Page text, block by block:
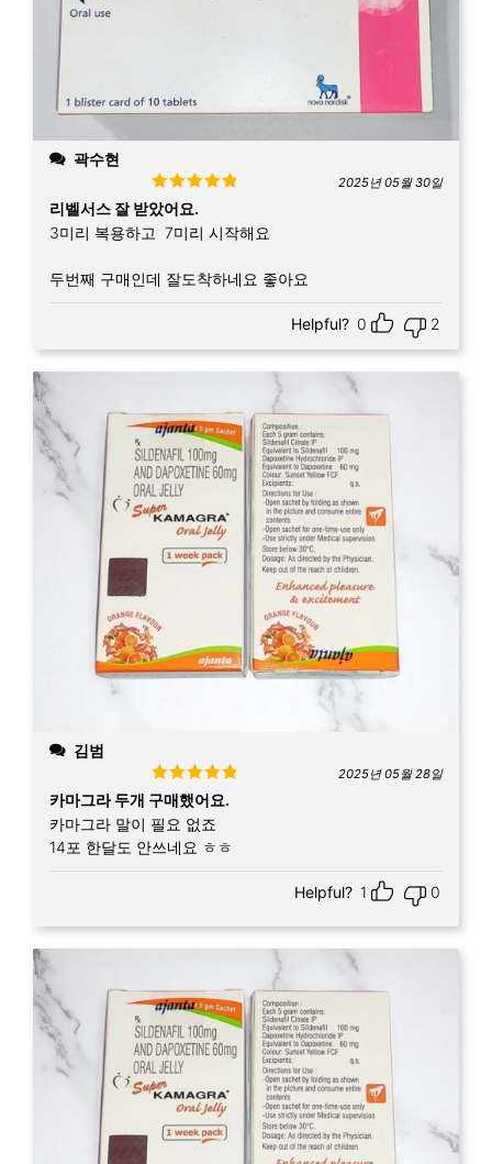
곽수현
Rated
of 5
2025년 05월 30일
리벨서스 잘 받았어요.
3미리 복용하고 7미리 시작해요
두번째 구매인데 잘도착하네요 좋아요
Helpful? 0 2
김범
Rated5out
of 5
2025년 05월 28일
카마그라 두개 구매했어요.
카마그라 말이 필요 없죠
14포 한달도 안쓰네요 ㅎㅎ
Helpful? 1 0